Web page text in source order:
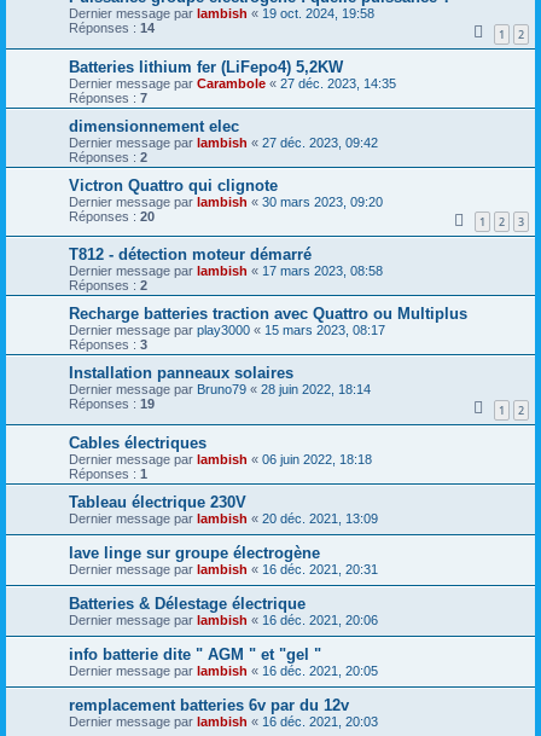
Dernier message par lambish « 19 oct. 2024, 19:58
Réponses : 14 1 2
Batteries lithium fer (LiFepo4) 5,2KW
Dernier message par Carambole « 27 déc. 2023, 14:35
Réponses : 7
dimensionnement elec
Dernier message par lambish « 27 déc. 2023, 09:42
Réponses : 2
Victron Quattro qui clignote
Dernier message par lambish « 30 mars 2023, 09:20
Réponses : 20 1 2 3
T812 - détection moteur démarré
Dernier message par lambish « 17 mars 2023, 08:58
Réponses : 2
Recharge batteries traction avec Quattro ou Multiplus
Dernier message par play3000 « 15 mars 2023, 08:17
Réponses : 3
Installation panneaux solaires
Dernier message par Bruno79 « 28 juin 2022, 18:14
Réponses : 19 1 2
Cables électriques
Dernier message par lambish « 06 juin 2022, 18:18
Réponses : 1
Tableau électrique 230V
Dernier message par lambish « 20 déc. 2021, 13:09
lave linge sur groupe électrogène
Dernier message par lambish « 16 déc. 2021, 20:31
Batteries & Délestage électrique
Dernier message par lambish « 16 déc. 2021, 20:06
info batterie dite " AGM " et "gel "
Dernier message par lambish « 16 déc. 2021, 20:05
remplacement batteries 6v par du 12v
Dernier message par lambish « 16 déc. 2021, 20:03